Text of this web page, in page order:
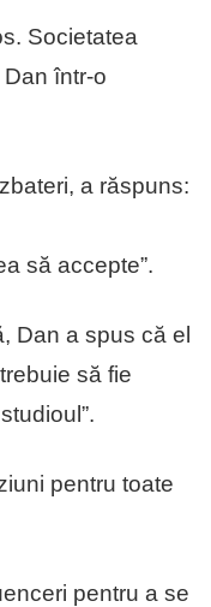
Societatea
într-o
a răspuns:
să accepte”.
Dan a spus că el
să fie
pentru toate
pentru a se